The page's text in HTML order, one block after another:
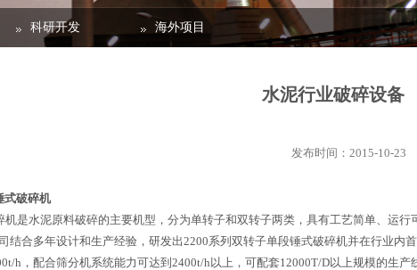
科研开发 海外项目
水泥行业破碎设备
发布时间：2015-10-23
式破碎机
是水泥原料破碎的主要机型，分为单转子和双转子两类，具有工艺简单、运行
结合多年设计和生产经验，研发出2200系列双转子单段锤式破碎机并在行业内
h，配合筛分机系统能力可达到2400t/h以上，可配套12000T/D以上规模的生